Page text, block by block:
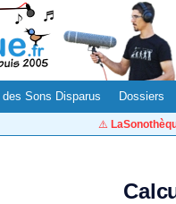
des Sons Disparus Dossiers
⚠️